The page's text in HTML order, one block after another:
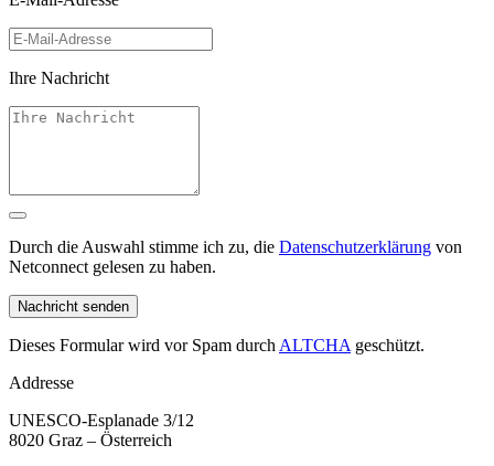
Ihre Nachricht
Durch die Auswahl stimme ich zu, die Datenschutzerklärung von
Netconnect gelesen zu haben.
Nachricht senden
Dieses Formular wird vor Spam durch ALTCHA geschützt.
Addresse
UNESCO-Esplanade 3/12
8020 Graz – Österreich